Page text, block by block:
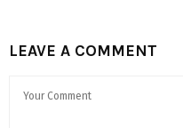
LEAVE A COMMENT